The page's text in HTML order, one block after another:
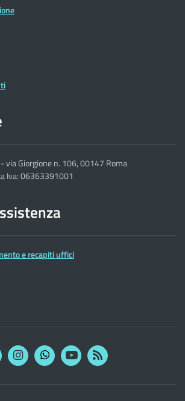
via Giorgione n. 106, 00147 Roma
Iva: 06363391001
e recapiti uffici
Instagram
YouTubeRSS